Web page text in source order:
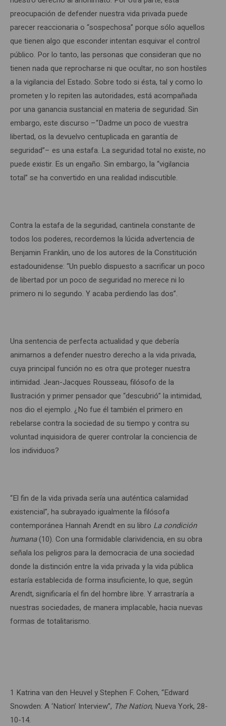
preocupación de defender nuestra vida privada puede
parecer reaccionaria o “sospechosa” porque sólo aquellos
que tienen algo que esconder intentan esquivar el control
público. Por lo tanto, las personas que consideran que no
tienen nada que reprocharse ni que ocultar, no son hostiles
a la vigilancia del Estado. Sobre todo si ésta, tal y como lo
prometen y lo repiten las autoridades, está acompañada
por una ganancia sustancial en materia de seguridad. Sin
embargo, este discurso –“Dadme un poco de vuestra
libertad, os la devuelvo centuplicada en garantía de
seguridad”– es una estafa. La seguridad total no existe, no
puede existir. Es un engaño. Sin embargo, la “vigilancia
total” se ha convertido en una realidad indiscutible.
Contra la estafa de la seguridad, cantinela constante de
todos los poderes, recordemos la lúcida advertencia de
Benjamin Franklin, uno de los autores de la Constitución
estadounidense: “Un pueblo dispuesto a sacrificar un poco
de libertad por un poco de seguridad no merece ni lo
primero ni lo segundo. Y acaba perdiendo las dos”.
Una sentencia de perfecta actualidad y que debería
animarnos a defender nuestro derecho a la vida privada,
cuya principal función no es otra que proteger nuestra
intimidad. Jean-Jacques Rousseau, filósofo de la
Ilustración y primer pensador que “descubrió” la intimidad,
nos dio el ejemplo. ¿No fue él también el primero en
rebelarse contra la sociedad de su tiempo y contra su
voluntad inquisidora de querer controlar la conciencia de
los individuos?
“El fin de la vida privada sería una auténtica calamidad
existencial”, ha subrayado igualmente la filósofa
contemporánea Hannah Arendt en su libro La condición
humana(10). Con una formidable clarividencia, en su obra
señala los peligros para la democracia de una sociedad
donde la distinción entre la vida privada y la vida pública
estaría establecida de forma insuficiente, lo que, según
Arendt, significaría el fin del hombre libre. Y arrastraría a
nuestras sociedades, de manera implacable, hacia nuevas
formas de totalitarismo.
1 Katrina van den Heuvel y Stephen F. Cohen, “Edward
Snowden: A ‘Nation’ Interview”, The Nation, Nueva York, 28-
10-14.